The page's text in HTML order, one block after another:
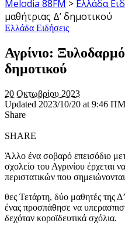
Melodia 88FM > Ελλάδα
μαθήτριας Δ’ δημοτικού
Ελλάδα Ειδήσεις
Αγρίνιο:
δημοτικού
20 Οκτωβρίου 2023
Updated 2023/10/20 at 9:46 ΠΜ
Share
SHARE
Άλλο ένα σοβαρό επεισόδιο
σχολείο του Αγρινίου έρχεται
περιστατικών που
θες Τετάρτη, δύο μαθητές της
ένας προσπάθησε να
δεχόταν κοροϊδευτικά σχόλια.